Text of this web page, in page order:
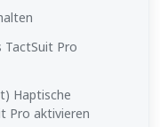
TactSuit Pro
Haptische
Pro aktivieren